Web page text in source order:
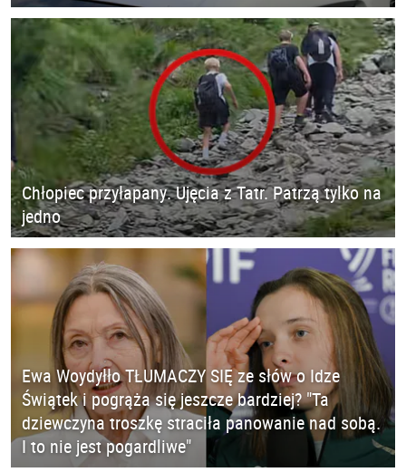
Chłopiec przyłapany. Ujęcia z Tatr. Patrzą tylko na
jedno
Ewa Woydyłło TŁUMACZY SIĘ ze słów o Idze
Świątek i pogrąża się jeszcze bardziej? "Ta
dziewczyna troszkę straciła panowanie nad sobą.
I to nie jest pogardliwe"